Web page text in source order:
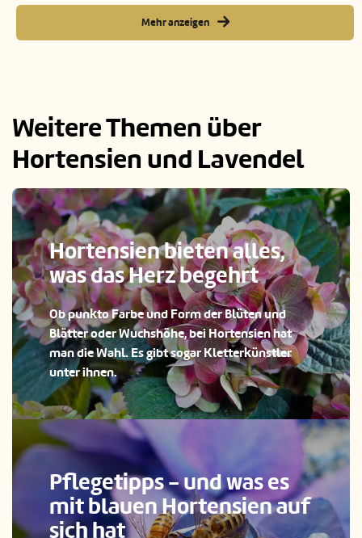
Mehr anzeigen
Weitere Themen über
Hortensien und Lavendel
Hortensien bieten alles,
was das Herz begehrt
Ob punkto Farbe und Form der Blüten und
Blätter oder Wuchshöhe, bei Hortensien hat
man die Wahl. Es gibt sogar Kletterkünstler
unter ihnen.
Pflegetipps - und was es
mit blauen Hortensien auf
sich hat